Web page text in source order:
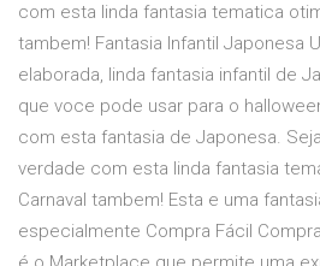
com esta linda fantasia tematica
tambem! Fantasia Infantil Japonesa
elaborada, linda fantasia infantil de
que voce pode usar para o
com esta fantasia de Japonesa.
verdade com esta linda fantasia
Carnaval tambem! Esta e uma
especialmente Compra Fácil